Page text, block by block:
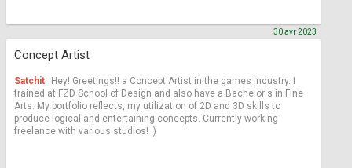
Concept Artist
30 avr 2023
Satchit
Hey! Greetings!! a Concept Artist in the games industry. I
trained at FZD School of Design and also have a Bachelor's in Fine
Arts. My portfolio reflects, my utilization of 2D and 3D skills to
produce logical and entertaining concepts. Currently working
freelance with various studios! :)